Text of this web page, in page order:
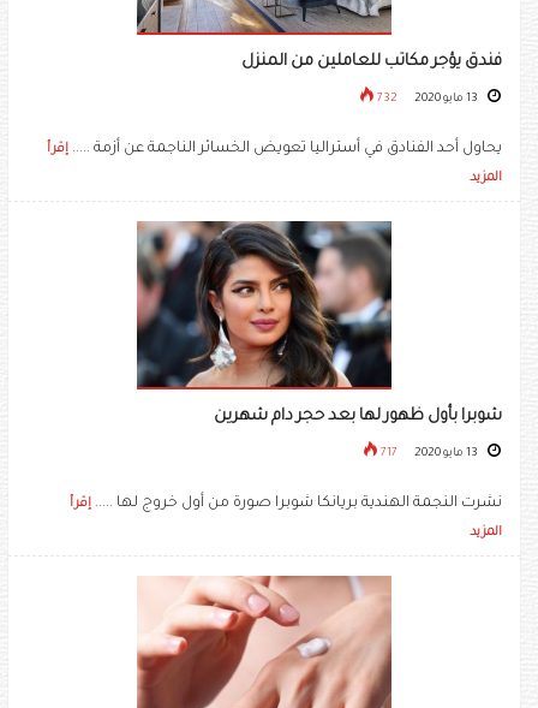
فندق يؤجر مكاتب للعاملين من المنزل
732
يحاول أحد الفنادق في أستراليا تعويض الخسائر الناجمة عن أزمة ..... إقرأ
المزيد
شوبرا بأول ظهور لها بعد حجر دام شهرين
717
نشرت النجمة الهندية بريانكا شوبرا صورة من أول خروج لها ..... إقرأ
المزيد